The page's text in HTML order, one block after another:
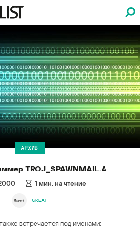
АРХИВ
TROJ_SPAWNMAIL.A
1 мин. на чтение
GREAT
также встречается под именами: